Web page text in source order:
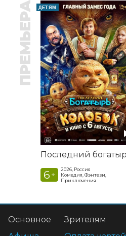
ПРЕМЬЕРА ДЕТЯМ
6 +
2026, Россия
Комедия, Фэнтези,
Приключения
Основное
Зрителям